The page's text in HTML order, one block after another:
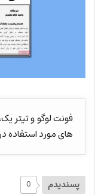
فونت لوگو و تیتر
های مورد استفاده
پسندیدم 0